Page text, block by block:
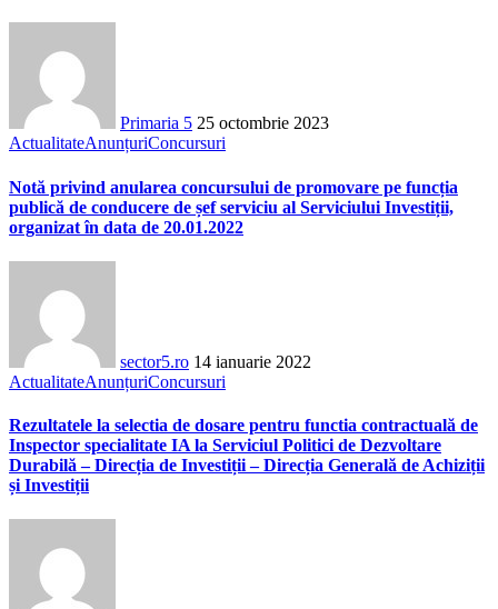
Primaria 5 25 octombrie 2023
ActualitateAnunțuriConcursuri
Notă privind anularea concursului de promovare pe funcția
publică de conducere de șef serviciu al Serviciului Investiții,
organizat în data de 20.01.2022
sector5.ro 14 ianuarie 2022
ActualitateAnunțuriConcursuri
Rezultatele la selectia de dosare pentru functia contractuală de
Inspector specialitate IA la Serviciul Politici de Dezvoltare
Durabilă – Direcția de Investiții – Direcția Generală de Achiziții
și Investiții